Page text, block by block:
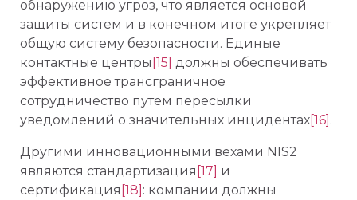
обнаружению угроз, что является основой
защиты систем и в конечном итоге укрепляет
общую систему безопасности. Единые
контактные центры [15] должны обеспечивать
эффективное трансграничное
сотрудничество путем пересылки
уведомлений о значительных инцидентах[16] .
Другими инновационными вехами NIS2
являются стандартизация [17] и
сертификация [18] : компании должны